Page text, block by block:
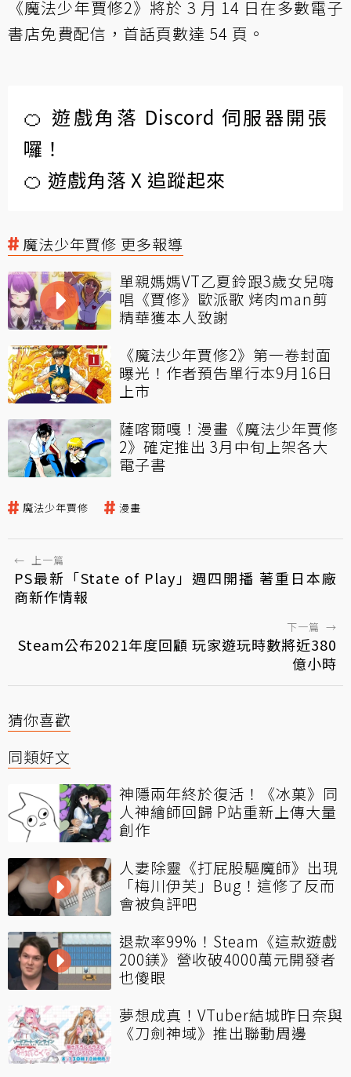
《魔法少年賈修2》將於 3 月 14 日在多數電子
書店免費配信，首話頁數達 54 頁。
🍊 遊戲角落 Discord 伺服器開張
囉！
🍊 遊戲角落 X 追蹤起來
魔法少年賈修 更多報導
單親媽媽VT乙夏鈴跟3歲女兒嗨
唱《賈修》歐派歌 烤肉man剪
精華獲本人致謝
《魔法少年賈修2》第一卷封面
曝光！作者預告單行本9月16日
上市
薩喀爾嘎！漫畫《魔法少年賈修
2》確定推出 3月中旬上架各大
電子書
魔法少年賈修 漫畫
← 上一篇
PS最新「State of Play」週四開播 著重日本廠
商新作情報
下一篇 →
Steam公布2021年度回顧 玩家遊玩時數將近380
億小時
猜你喜歡
同類好文
神隱兩年終於復活！《冰菓》同
人神繪師回歸 P站重新上傳大量
創作
人妻除靈《打屁股驅魔師》出現
「梅川伊芙」Bug！這修了反而
會被負評吧
退款率99%！Steam《這款遊戲
200鎂》營收破4000萬元開發者
也傻眼
夢想成真！VTuber結城昨日奈與
《刀劍神域》推出聯動周邊